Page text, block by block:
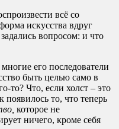
всё со
искусства вдруг
вопросом: и что
его последователи
быть целью само в
то? Что, если холст – это
появилось то, что теперь
которое не
ничего, кроме себя